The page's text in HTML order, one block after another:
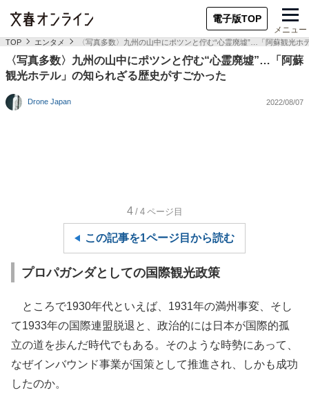
電子版TOP
メニュー
TOP エンタメ 〈写真多数〉九州の山中にポツンと佇む“心霊廃墟”…「阿蘇観光ホ
〈写真多数〉九州の山中にポツンと佇む“心霊廃墟”…「阿蘇
観光ホテル」の知られざる歴史がすごかった
Drone Japan 2022/08/07
4 /4 ページ目
この記事を1ページ目から読む
プロパガンダとしての国際観光政策
ところで1930年代といえば、1931年の満州事変、そし
て1933年の国際連盟脱退と、政治的には日本が国際的孤
立の道を歩んだ時代でもある。そのような時勢にあって、
なぜインバウンド事業が国策として推進され、しかも成功
したのか。